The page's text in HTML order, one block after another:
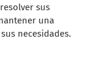
sus
una
necesidades.